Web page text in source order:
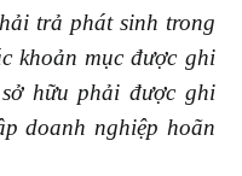
trả phát sinh trong
khoản mục được ghi
hữu phải được ghi
doanh nghiệp hoãn